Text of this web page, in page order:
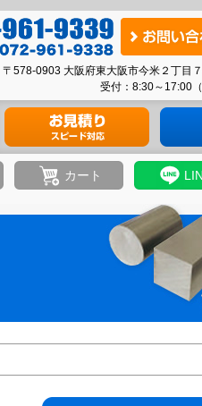
お
い
合
〒578-0903 大阪府東大阪市今米２丁目
受付：8:30～17:00（
材料のお見積り 材料の
カート